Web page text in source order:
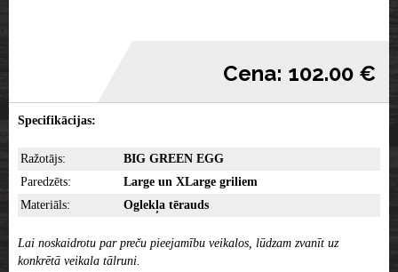
Cena: 102.00 €
Specifikācijas:
Ražotājs:
BIG GREEN EGG
Paredzēts:
Large un XLarge griliem
Materiāls:
Oglekļa tērauds
Lai noskaidrotu par preču pieejamību veikalos, lūdzam zvanīt uz
konkrētā veikala tālruni.